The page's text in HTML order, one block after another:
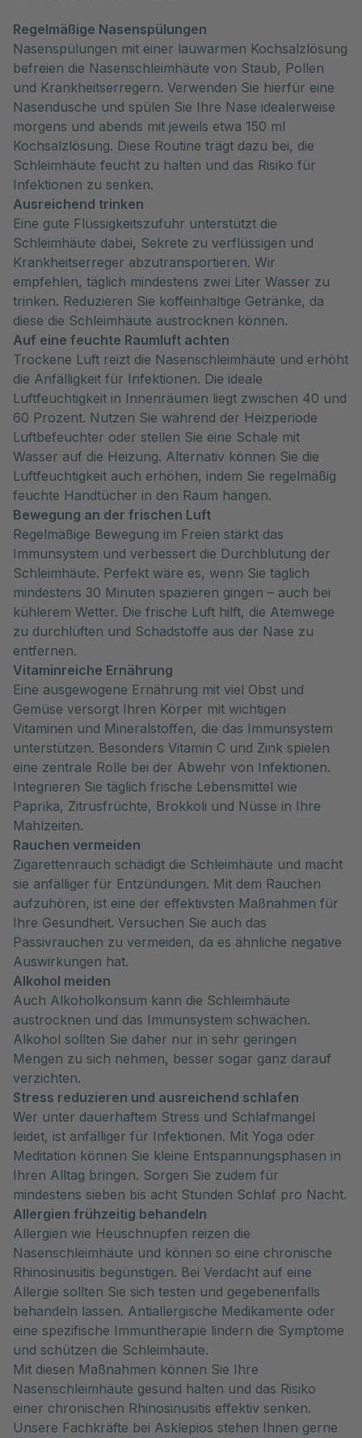
Regelmäßige Nasenspülungen
Nasenspülungen mit einer lauwarmen Kochsalzlösung
befreien die Nasenschleimhäute von Staub, Pollen
und Krankheitserregern. Verwenden Sie hierfür eine
Nasendusche und spülen Sie Ihre Nase idealerweise
morgens und abends mit jeweils etwa 150 ml
Kochsalzlösung. Diese Routine trägt dazu bei, die
Schleimhäute feucht zu halten und das Risiko für
Infektionen zu senken.
Ausreichend trinken
Eine gute Flüssigkeitszufuhr unterstützt die
Schleimhäute dabei, Sekrete zu verflüssigen und
Krankheitserreger abzutransportieren. Wir
empfehlen, täglich mindestens zwei Liter Wasser zu
trinken. Reduzieren Sie koffeinhaltige Getränke, da
diese die Schleimhäute austrocknen können.
Auf eine feuchte Raumluft achten
Trockene Luft reizt die Nasenschleimhäute und erhöht
die Anfälligkeit für Infektionen. Die ideale
Luftfeuchtigkeit in Innenräumen liegt zwischen 40 und
60 Prozent. Nutzen Sie während der Heizperiode
Luftbefeuchter oder stellen Sie eine Schale mit
Wasser auf die Heizung. Alternativ können Sie die
Luftfeuchtigkeit auch erhöhen, indem Sie regelmäßig
feuchte Handtücher in den Raum hängen.
Bewegung an der frischen Luft
Regelmäßige Bewegung im Freien stärkt das
Immunsystem und verbessert die Durchblutung der
Schleimhäute. Perfekt wäre es, wenn Sie täglich
mindestens 30 Minuten spazieren gingen – auch bei
kühlerem Wetter. Die frische Luft hilft, die Atemwege
zu durchlüften und Schadstoffe aus der Nase zu
entfernen.
Vitaminreiche Ernährung
Eine ausgewogene Ernährung mit viel Obst und
Gemüse versorgt Ihren Körper mit wichtigen
Vitaminen und Mineralstoffen, die das Immunsystem
unterstützen. Besonders Vitamin C und Zink spielen
eine zentrale Rolle bei der Abwehr von Infektionen.
Integrieren Sie täglich frische Lebensmittel wie
Paprika, Zitrusfrüchte, Brokkoli und Nüsse in Ihre
Mahlzeiten.
Rauchen vermeiden
Zigarettenrauch schädigt die Schleimhäute und macht
sie anfälliger für Entzündungen. Mit dem Rauchen
aufzuhören, ist eine der effektivsten Maßnahmen für
Ihre Gesundheit. Versuchen Sie auch das
Passivrauchen zu vermeiden, da es ähnliche negative
Auswirkungen hat.
Alkohol meiden
Auch Alkoholkonsum kann die Schleimhäute
austrocknen und das Immunsystem schwächen.
Alkohol sollten Sie daher nur in sehr geringen
Mengen zu sich nehmen, besser sogar ganz darauf
verzichten.
Stress reduzieren und ausreichend schlafen
Wer unter dauerhaftem Stress und Schlafmangel
leidet, ist anfälliger für Infektionen. Mit Yoga oder
Meditation können Sie kleine Entspannungsphasen in
Ihren Alltag bringen. Sorgen Sie zudem für
mindestens sieben bis acht Stunden Schlaf pro Nacht.
Allergien frühzeitig behandeln
Allergien wie Heuschnupfen reizen die
Nasenschleimhäute und können so eine chronische
Rhinosinusitis begünstigen. Bei Verdacht auf eine
Allergie sollten Sie sich testen und gegebenenfalls
behandeln lassen. Antiallergische Medikamente oder
eine spezifische Immuntherapie lindern die Symptome
und schützen die Schleimhäute.
Mit diesen Maßnahmen können Sie Ihre
Nasenschleimhäute gesund halten und das Risiko
einer chronischen Rhinosinusitis effektiv senken.
Unsere Fachkräfte bei Asklepios stehen Ihnen gerne